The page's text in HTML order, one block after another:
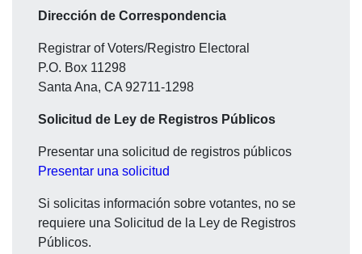
Dirección de Correspondencia
Registrar of Voters/Registro Electoral
P.O. Box 11298
Santa Ana, CA 92711-1298
Solicitud de Ley de Registros Públicos
Presentar una solicitud de registros públicos
Presentar una solicitud
Si solicitas información sobre votantes, no se
requiere una Solicitud de la Ley de Registros
Públicos.